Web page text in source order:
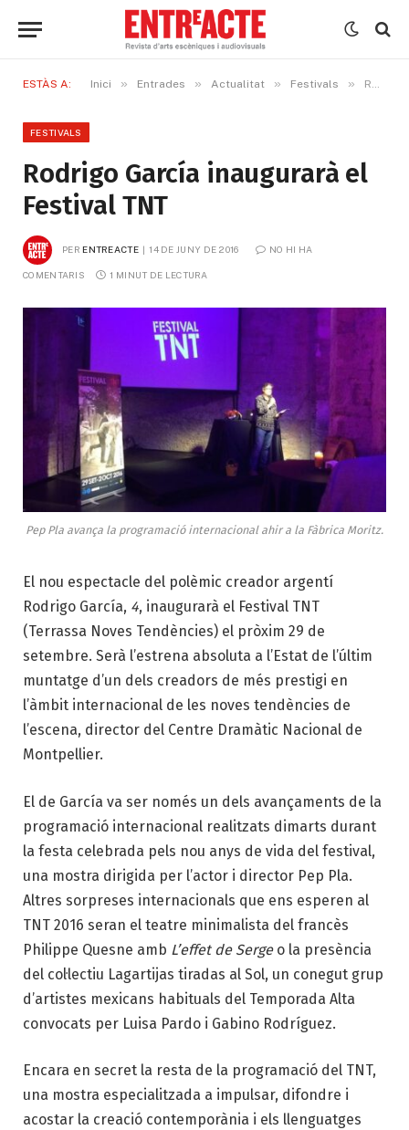
ESTÀS A: Inici » Entrades » Actualitat » Festivals » Rodrigo García inaugurarà el Festival TNT
FESTIVALS
Rodrigo García inaugurarà el
Festival TNT
PER ENTREACTE 14 DE JUNY DE 2016 NO HI HA
COMENTARIS 1 MINUT DE LECTURA
Pep Pla avança la programació internacional ahir a la Fàbrica Moritz.
El nou espectacle del polèmic creador argentí
Rodrigo García, 4, inaugurarà el Festival TNT
(Terrassa Noves Tendències) el pròxim 29 de
setembre. Serà l’estrena absoluta a l’Estat de l’últim
muntatge d’un dels creadors de més prestigi en
l’àmbit internacional de les noves tendències de
l’escena, director del Centre Dramàtic Nacional de
Montpellier.
El de García va ser només un dels avançaments de la
programació internacional realitzats dimarts durant
la festa celebrada pels nou anys de vida del festival,
una mostra dirigida per l’actor i director Pep Pla.
Altres sorpreses internacionals que ens esperen al
TNT 2016 seran el teatre minimalista del francès
Philippe Quesne amb L’effet de Sergeo la presència
del col·lectiu Lagartijas tiradas al Sol, un conegut grup
d’artistes mexicans habituals del Temporada Alta
convocats per Luisa Pardo i Gabino Rodríguez.
Encara en secret la resta de la programació del TNT,
una mostra especialitzada a impulsar, difondre i
acostar la creació contemporània i els llenguatges